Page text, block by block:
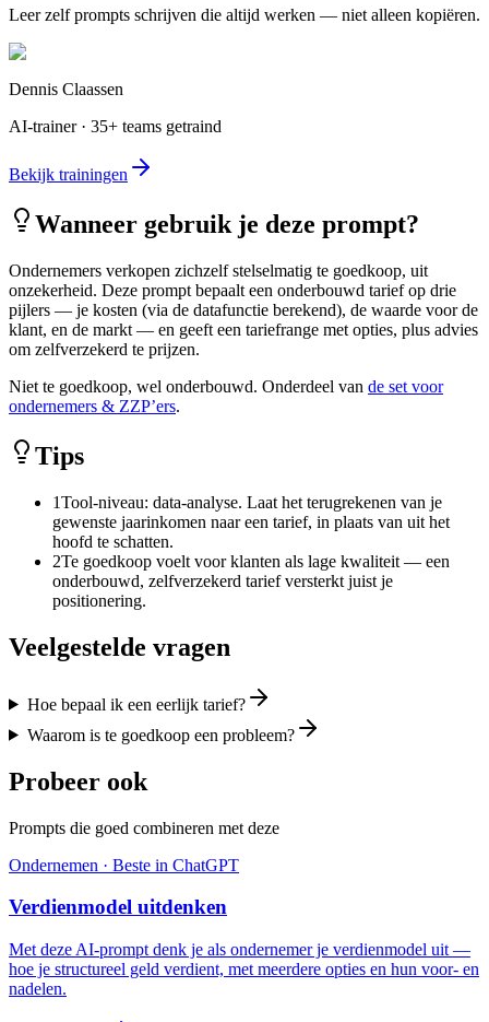
Leer zelf prompts schrijven die altijd werken — niet alleen kopiëren.
Dennis Claassen
AI-trainer · 35+ teams getraind
Bekijk trainingen
Wanneer gebruik je deze prompt?
Ondernemers verkopen zichzelf stelselmatig te goedkoop, uit
onzekerheid. Deze prompt bepaalt een onderbouwd tarief op drie
pijlers — je kosten (via de datafunctie berekend), de waarde voor de
klant, en de markt — en geeft een tariefrange met opties, plus advies
om zelfverzekerd te prijzen.
Niet te goedkoop, wel onderbouwd. Onderdeel van de set voor
ondernemers & ZZP’ers.
Tips
1Tool-niveau: data-analyse. Laat het terugrekenen van je
gewenste jaarinkomen naar een tarief, in plaats van uit het
hoofd te schatten.
2Te goedkoop voelt voor klanten als lage kwaliteit — een
onderbouwd, zelfverzekerd tarief versterkt juist je
positionering.
Veelgestelde vragen
Hoe bepaal ik een eerlijk tarief?
Waarom is te goedkoop een probleem?
Probeer ook
Prompts die goed combineren met deze
Ondernemen · Beste in ChatGPT
Verdienmodel uitdenken
Met deze AI-prompt denk je als ondernemer je verdienmodel uit —
hoe je structureel geld verdient, met meerdere opties en hun voor- en
nadelen.